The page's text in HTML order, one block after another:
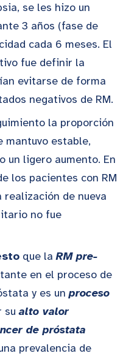
se les hizo un
3 años (fase de
cada 6 meses. El
fue definir la
evitarse de forma
negativos de RM.
la proporción
mantuvo estable,
un ligero aumento. En
los pacientes con RM
de nueva
no fue
que laRM pre-
en el proceso de
y es unproceso
sualto valor
de próstata
prevalencia de